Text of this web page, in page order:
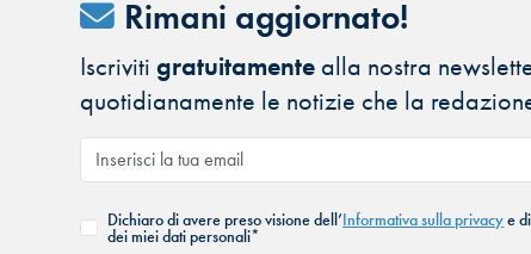
Rimani aggiornato!
Iscrivitigratuitamente alla nostra
quotidianamente le notizie che la
Dichiaro di avere preso visione dell’Informativa sulla privacye
dei miei dati personali*